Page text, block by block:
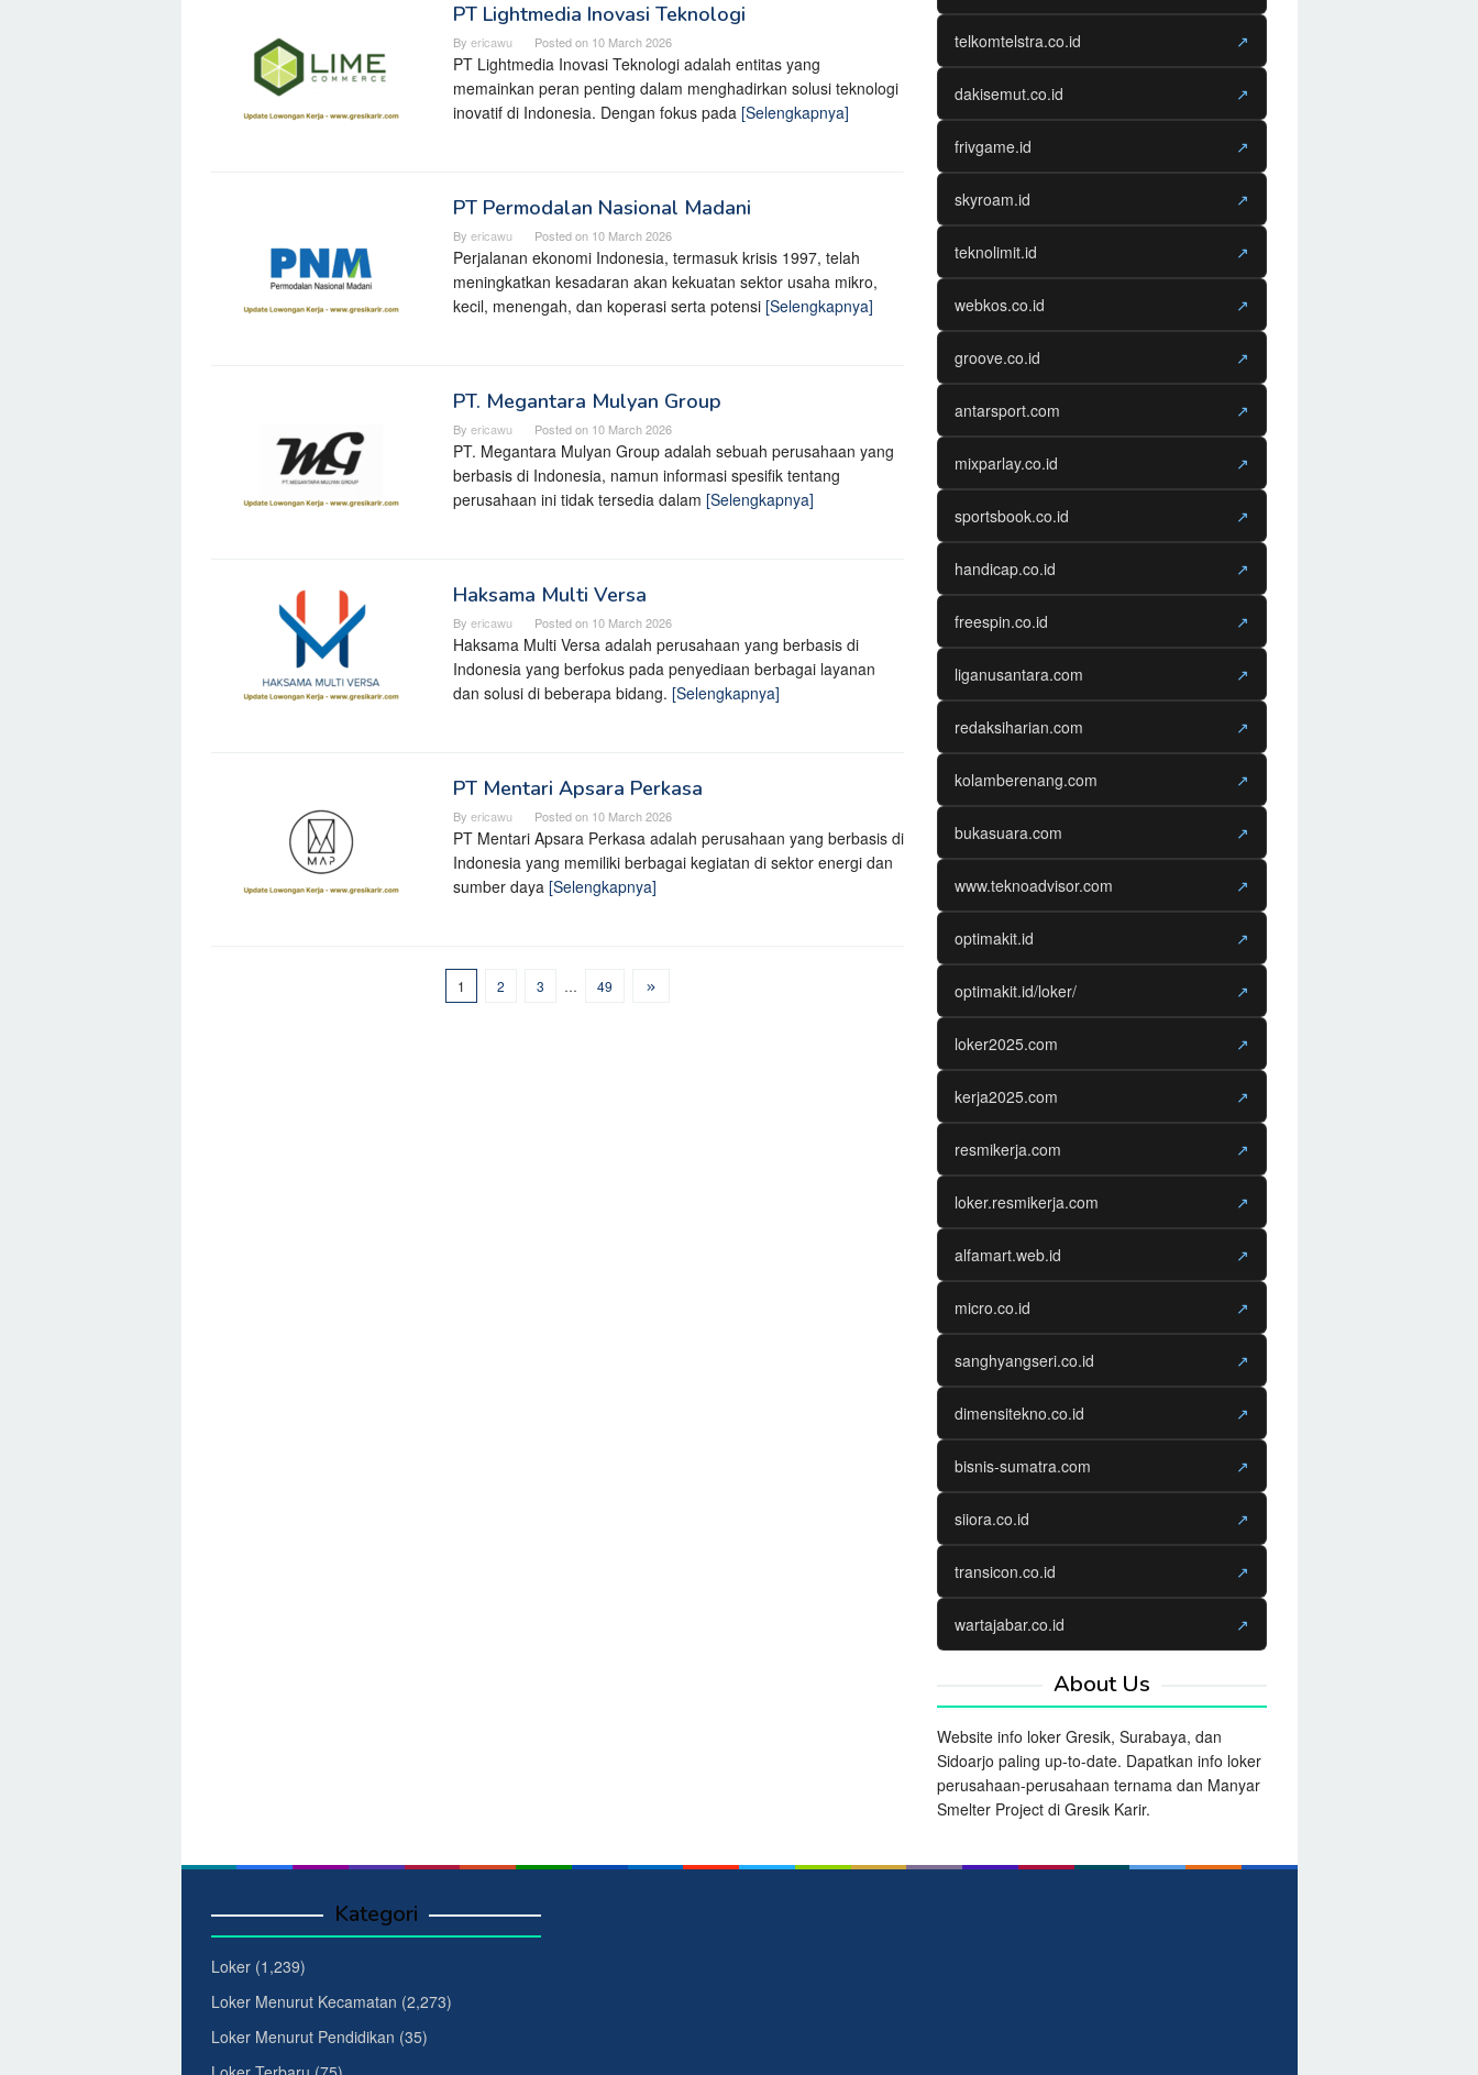
PT Lightmedia Inovasi Teknologi
By ericawu Posted on 10 March 2026
PT Lightmedia Inovasi Teknologi adalah entitas yang
memainkan peran penting dalam menghadirkan solusi teknologi
inovatif di Indonesia. Dengan fokus pada [Selengkapnya]
PT Permodalan Nasional Madani
By ericawu Posted on 10 March 2026
Perjalanan ekonomi Indonesia, termasuk krisis 1997, telah
meningkatkan kesadaran akan kekuatan sektor usaha mikro,
kecil, menengah, dan koperasi serta potensi [Selengkapnya]
PT. Megantara Mulyan Group
By ericawu Posted on 10 March 2026
PT. Megantara Mulyan Group adalah sebuah perusahaan yang
berbasis di Indonesia, namun informasi spesifik tentang
perusahaan ini tidak tersedia dalam [Selengkapnya]
Haksama Multi Versa
By ericawu Posted on 10 March 2026
Haksama Multi Versa adalah perusahaan yang berbasis di
Indonesia yang berfokus pada penyediaan berbagai layanan
dan solusi di beberapa bidang. [Selengkapnya]
PT Mentari Apsara Perkasa
By ericawu Posted on 10 March 2026
PT Mentari Apsara Perkasa adalah perusahaan yang berbasis di
Indonesia yang memiliki berbagai kegiatan di sektor energi dan
sumber daya [Selengkapnya]
1 2 3 … 49
telkomtelstra.co.id ↗
dakisemut.co.id ↗
frivgame.id ↗
skyroam.id ↗
teknolimit.id ↗
webkos.co.id ↗
groove.co.id ↗
antarsport.com ↗
mixparlay.co.id ↗
sportsbook.co.id ↗
handicap.co.id ↗
freespin.co.id ↗
liganusantara.com ↗
redaksiharian.com ↗
kolamberenang.com ↗
bukasuara.com ↗
www.teknoadvisor.com ↗
optimakit.id ↗
optimakit.id/loker/ ↗
loker2025.com ↗
kerja2025.com ↗
resmikerja.com ↗
loker.resmikerja.com ↗
alfamart.web.id ↗
micro.co.id ↗
sanghyangseri.co.id ↗
dimensitekno.co.id ↗
bisnis-sumatra.com ↗
siiora.co.id ↗
transicon.co.id ↗
wartajabar.co.id ↗
About Us
Website info loker Gresik, Surabaya, dan
Sidoarjo paling up-to-date. Dapatkan info loker
perusahaan-perusahaan ternama dan Manyar
Smelter Project di Gresik Karir.
Kategori
Loker (1,239)
Loker Menurut Kecamatan (2,273)
Loker Menurut Pendidikan (35)